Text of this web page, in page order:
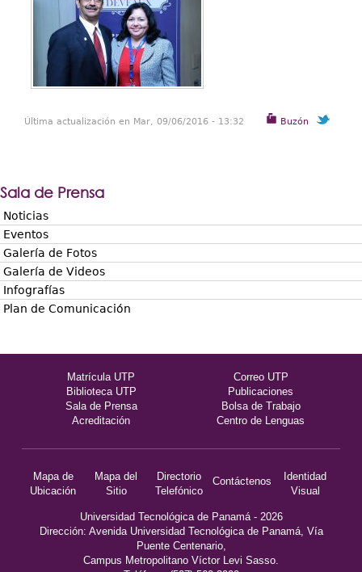
Buzón
Última actualización en Mar, 09/06/2016 - 13:32
Sala de Prensa
Noticias
Eventos
Galería de Fotos
Galería de Videos
Infografías
Plan de Comunicación
Matrícula UTP
Correo UTP
Biblioteca UTP
Publicaciones
Sala de Prensa
Bolsa de Trabajo
Acreditación
Centro de Lenguas
Mapa de
Ubicación
Mapa del
Sitio
Directorio
Telefónico
Contáctenos
Identidad
Visual
Universidad Tecnológica de Panamá - 2026
Dirección: Avenida Universidad Tecnológica de Panamá, Vía
Puente Centenario,
Campus Metropolitano Víctor Levi Sasso.